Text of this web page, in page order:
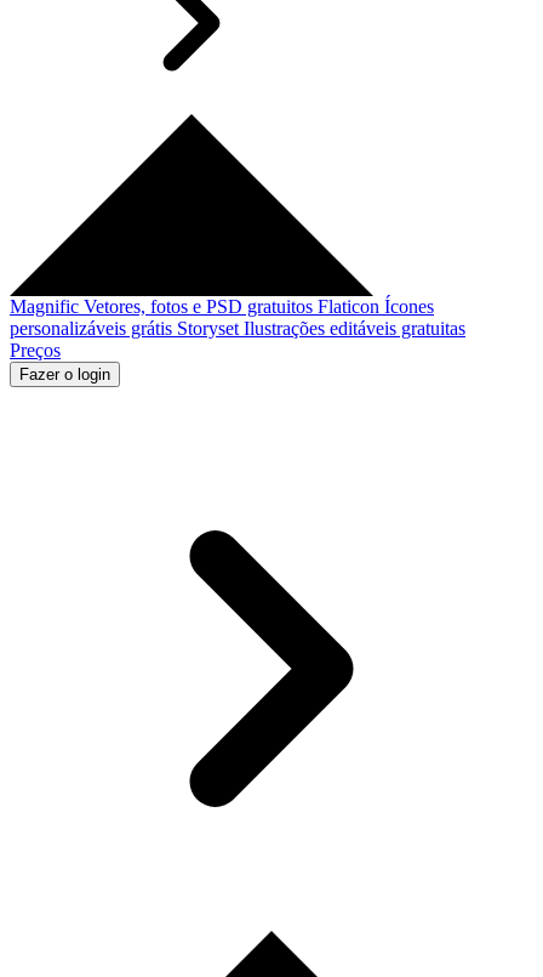
Magnific Vetores, fotos e PSD gratuitos Flaticon Ícones
personalizáveis grátis Storyset Ilustrações editáveis gratuitas
Preços
Fazer o login